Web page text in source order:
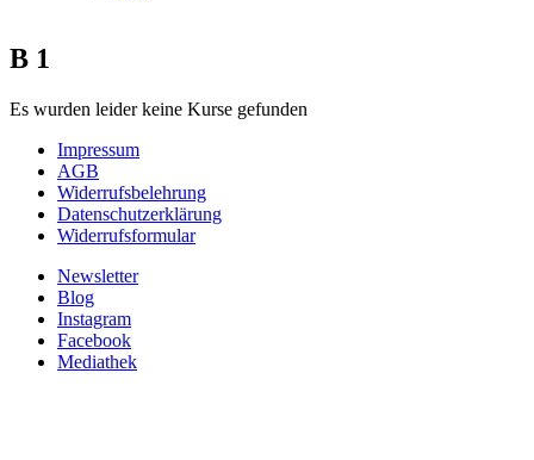
B 1
Es wurden leider keine Kurse gefunden
Impressum
AGB
Widerrufsbelehrung
Datenschutzerklärung
Widerrufsformular
Newsletter
Blog
Instagram
Facebook
Mediathek